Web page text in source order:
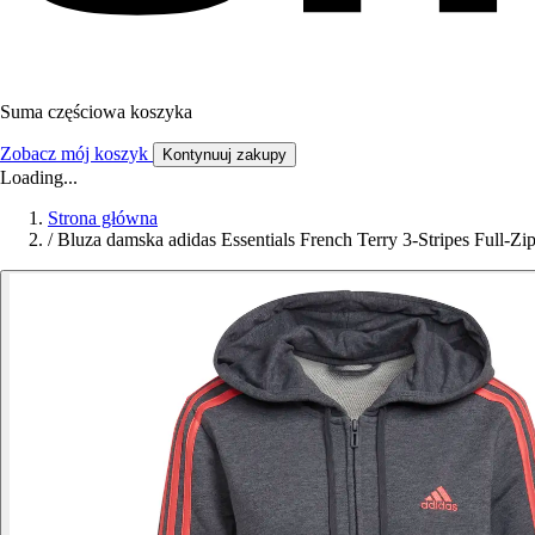
Suma częściowa koszyka
Zobacz mój koszyk Kontynuuj zakupy
Loading...
Strona główna
/ Bluza damska adidas Essentials French Terry 3-Stripes Full-Zip